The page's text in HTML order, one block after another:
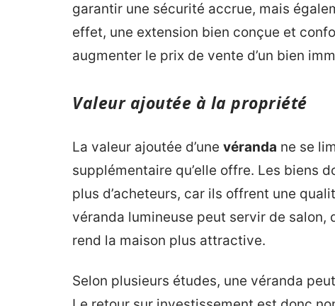
garantir une sécurité accrue, mais
effet, une extension bien conçue et
augmenter le prix de vente d’un bien
Valeur ajoutée à la propriété
La valeur ajoutée d’une véranda ne se
supplémentaire qu’elle offre. Les biens
plus d’acheteurs, car ils offrent une
véranda lumineuse peut servir de salon,
rend la maison plus attractive.
Selon plusieurs études, une véranda